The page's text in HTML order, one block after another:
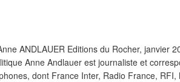
ANDLAUER Editions du Rocher, janvier
Anne Andlauer est journaliste et
dont France Inter, Radio France, RFI,